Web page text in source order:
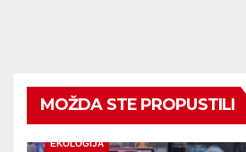
MOŽDA STE PROPUSTILI
EKOLOGIJA